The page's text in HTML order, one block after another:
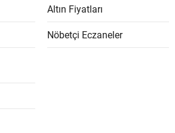
Altın Fiyatları
Nöbetçi Eczaneler